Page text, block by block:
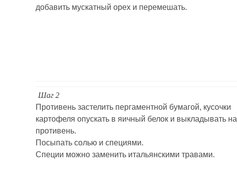
добавить мускатный орех и перемешать.
Шаг 2
Противень застелить пергаментной бумагой, кусочки
картофеля опускать в яичный белок и выкладывать на
противень.
Посыпать солью и специями.
Специи можно заменить итальянскими травами.